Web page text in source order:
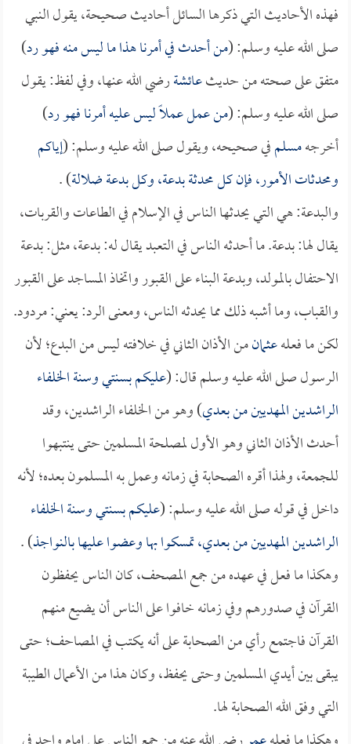
فهذه الأحاديث التي ذكرها السائل أحاديث صحيحة، يقول النبي
صلى الله عليه وسلم: (من أحدث في أمرنا هذا ما ليس منه فهو رد)
متفق على صحته من حديثعائشةرضي الله عنها، وفي لفظ: يقول
صلى الله عليه وسلم: (من عمل عملاً ليس عليه أمرنا فهو رد)
أخرجهمسلمفي صحيحه، ويقول صلى الله عليه وسلم: (إياكم
ومحدثات الأمور، فإن كل محدثة بدعة، وكل بدعة ضلالة) .
والبدعة: هي التي يحدثها الناس في الإسلام في الطاعات والقربات،
يقال لها: بدعة. ما أحدثه الناس في التعبد يقال له: بدعة، مثل: بدعة
الاحتفال بالمولد، وبدعة البناء على القبور واتخاذ المساجد على القبور
والقباب، وما أشبه ذلك مما يحدثه الناس، ومعنى الرد: يعني: مردود.
لكن ما فعلهعثمانمن الأذان الثاني في خلافته ليس من البدع؛ لأن
الرسول صلى الله عليه وسلم قال: (عليكم بسنتي وسنة الخلفاء
الراشدين المهديين من بعدي) وهو من الخلفاء الراشدين، وقد
أحدث الأذان الثاني وهو الأول لمصلحة المسلمين حتى ينتبهوا
للجمعة، ولهذا أقره الصحابة في زمانه وعمل به المسلمون بعده؛ لأنه
داخل في قوله صلى الله عليه وسلم: (عليكم بسنتي وسنة الخلفاء
الراشدين المهديين من بعدي، تمسكوا بها وعضوا عليها بالنواجذ) .
وهكذا ما فعل في عهده من جمع المصحف، كان الناس يحفظون
القرآن في صدورهم وفي زمانه خافوا على الناس أن يضيع منهم
القرآن فاجتمع رأي من الصحابة على أنه يكتب في المصاحف؛ حتى
يبقى بين أيدي المسلمين وحتى يحفظ، وكان هذا من الأعمال الطيبة
التي وفق الله الصحابة لها.